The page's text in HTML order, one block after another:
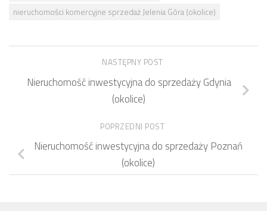
nieruchomości komercyjne sprzedaż Jelenia Góra (okolice)
NASTĘPNY POST
Nieruchomość inwestycyjna do sprzedaży Gdynia
(okolice)
POPRZEDNI POST
Nieruchomość inwestycyjna do sprzedaży Poznań
(okolice)